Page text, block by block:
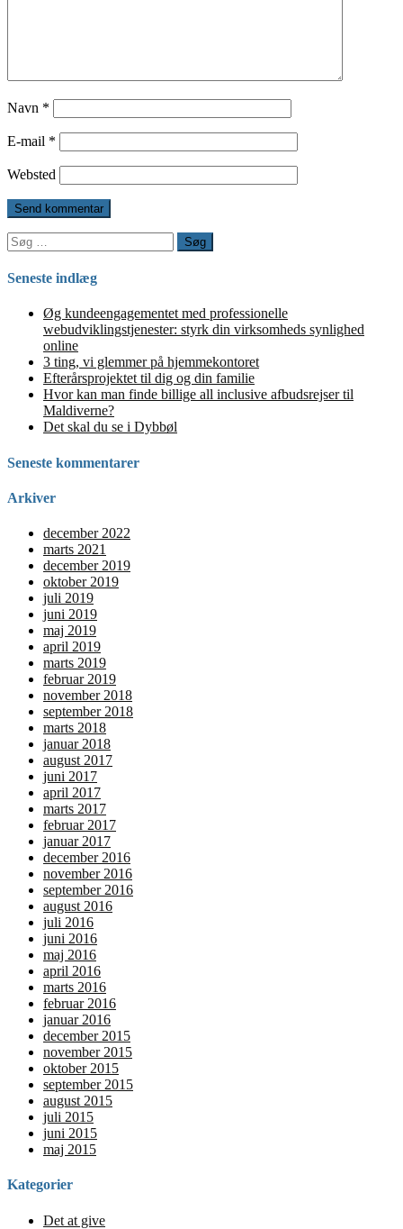
Navn *
E-mail *
Websted
Søg
efter:
Seneste indlæg
Øg kundeengagementet med professionelle
webudviklingstjenester: styrk din virksomheds synlighed
online
3 ting, vi glemmer på hjemmekontoret
Efterårsprojektet til dig og din familie
Hvor kan man finde billige all inclusive afbudsrejser til
Maldiverne?
Det skal du se i Dybbøl
Seneste kommentarer
Arkiver
december 2022
marts 2021
december 2019
oktober 2019
juli 2019
juni 2019
maj 2019
april 2019
marts 2019
februar 2019
november 2018
september 2018
marts 2018
januar 2018
august 2017
juni 2017
april 2017
marts 2017
februar 2017
januar 2017
december 2016
november 2016
september 2016
august 2016
juli 2016
juni 2016
maj 2016
april 2016
marts 2016
februar 2016
januar 2016
december 2015
november 2015
oktober 2015
september 2015
august 2015
juli 2015
juni 2015
maj 2015
Kategorier
Det at give